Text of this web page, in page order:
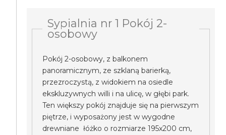
Sypialnia nr 1 Pokój 2-
osobowy
Pokój 2-osobowy, z balkonem
panoramicznym, ze szklaną barierką,
przezroczystą, z widokiem na osiedle
ekskluzywnych willi i na ulicę, w głębi park.
Ten większy pokój znajduje się na pierwszym
piętrze, i wyposażony jest w wygodne
drewniane łóżko o rozmiarze 195x200 cm,